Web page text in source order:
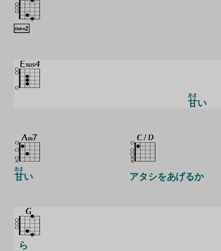
甘
あま
い
甘
あま
い アタシをあげるか
ら